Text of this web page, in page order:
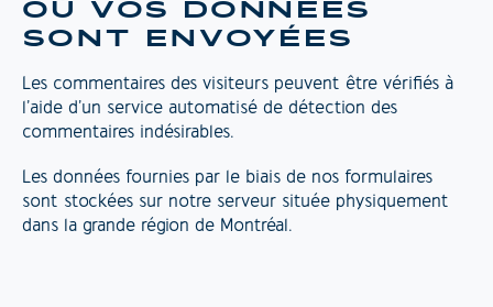
OÙ VOS DONNÉES
SONT ENVOYÉES
Les commentaires des visiteurs peuvent être vérifiés à
l’aide d’un service automatisé de détection des
commentaires indésirables.
Les données fournies par le biais de nos formulaires
sont stockées sur notre serveur située physiquement
dans la grande région de Montréal.